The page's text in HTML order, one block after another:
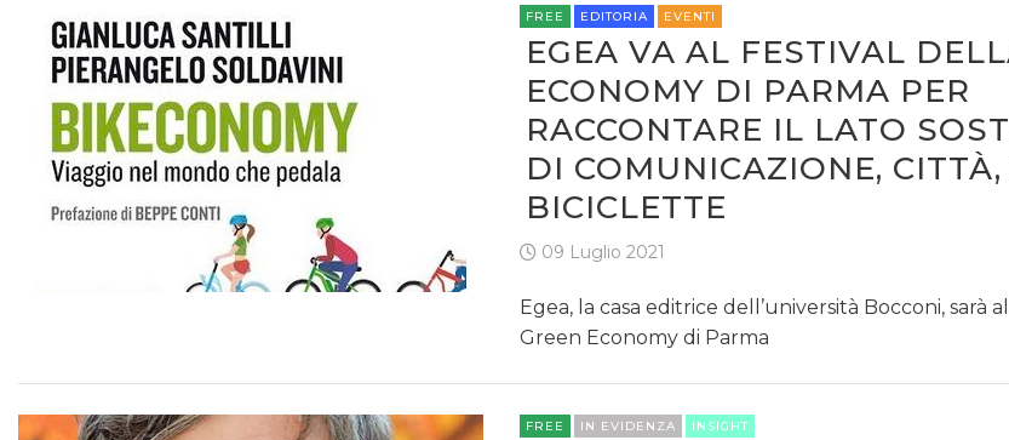
OPINIONI
FREE EDITORIA EVENTI
EGEA VA AL FESTIVAL
ECONOMY DI PARMA PER
RACCONTARE IL LATO
DI COMUNICAZIONE,
BICICLETTE
09 Luglio 2021
Egea, la casa editrice dell’università Bocconi, sarà
Green Economy di Parma
FREE IN EVIDENZA INSIGHT